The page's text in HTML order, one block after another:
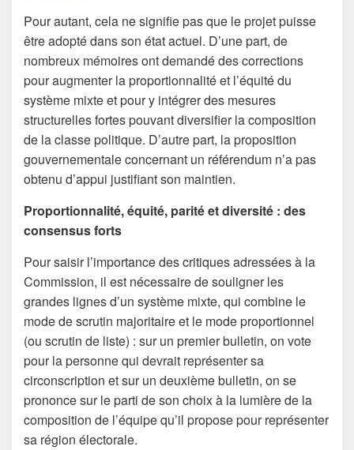
Pour autant, cela ne signifie pas que le projet puisse
être adopté dans son état actuel. D’une part, de
nombreux mémoires ont demandé des corrections
pour augmenter la proportionnalité et l’équité du
système mixte et pour y intégrer des mesures
structurelles fortes pouvant diversifier la composition
de la classe politique. D’autre part, la proposition
gouvernementale concernant un référendum n’a pas
obtenu d’appui justifiant son maintien.
Proportionnalité, équité, parité et diversité : des
consensus forts
Pour saisir l’importance des critiques adressées à la
Commission, il est nécessaire de souligner les
grandes lignes d’un système mixte, qui combine le
mode de scrutin majoritaire et le mode proportionnel
(ou scrutin de liste) : sur un premier bulletin, on vote
pour la personne qui devrait représenter sa
circonscription et sur un deuxième bulletin, on se
prononce sur le parti de son choix à la lumière de la
composition de l’équipe qu’il propose pour représenter
sa région électorale.